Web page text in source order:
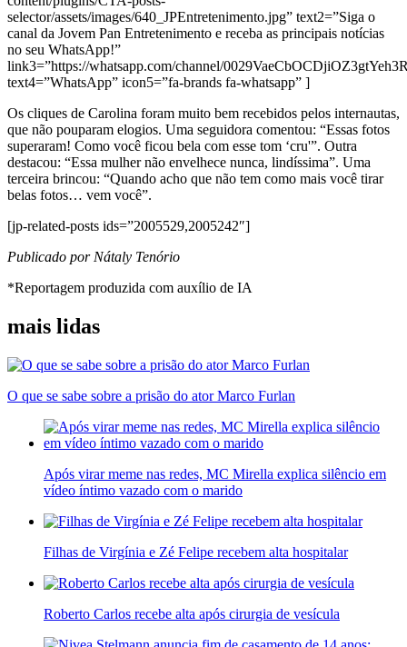
selector/assets/images/640_JPEntretenimento.jpg” text2=”Siga o
canal da Jovem Pan Entretenimento e receba as principais notícias
no seu WhatsApp!”
link3=”https://whatsapp.com/channel/
text4=”WhatsApp” icon5=”fa-brands fa-whatsapp” ]
Os cliques de Carolina foram muito bem recebidos pelos internautas,
que não pouparam elogios. Uma seguidora comentou: “Essas fotos
superaram! Como você ficou bela com esse tom ‘cru'”. Outra
destacou: “Essa mulher não envelhece nunca, lindíssima”. Uma
terceira brincou: “Quando acho que não tem como mais você tirar
belas fotos… vem você”.
[jp-related-posts ids=”2005529,2005242″]
Publicado por Nátaly Tenório
*Reportagem produzida com auxílio de IA
mais lidas
O que se sabe sobre a prisão do ator Marco Furlan
Após virar meme nas redes, MC Mirella explica silêncio em
vídeo íntimo vazado com o marido
Filhas de Virgínia e Zé Felipe recebem alta hospitalar
Roberto Carlos recebe alta após cirurgia de vesícula